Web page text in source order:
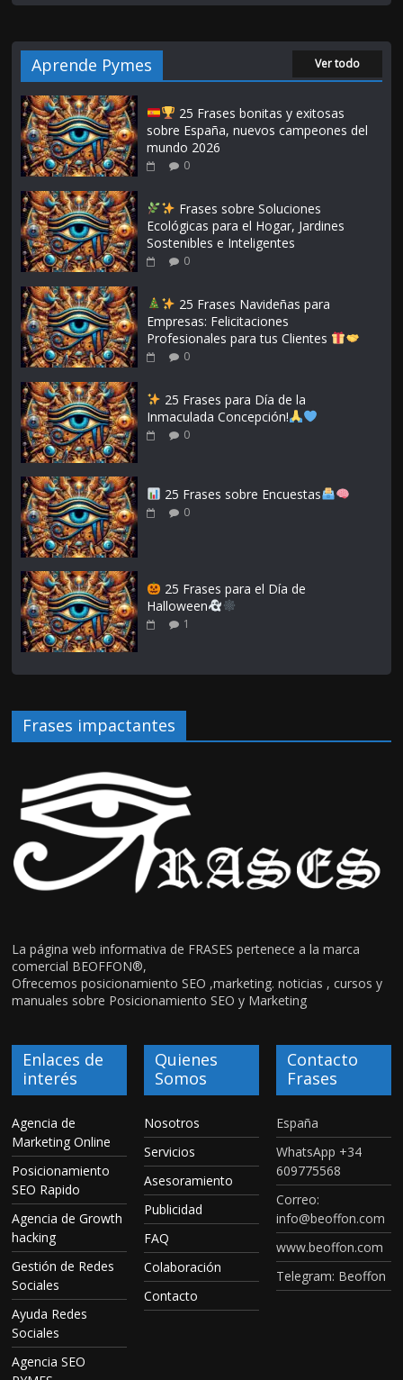
Aprende Pymes Ver todo
25 Frases bonitas y exitosas
sobre España, nuevos campeones del
mundo 2026
0
Frases sobre Soluciones
Ecológicas para el Hogar, Jardines
Sostenibles e Inteligentes
0
25 Frases Navideñas para
Empresas: Felicitaciones
Profesionales para tus Clientes
0
25 Frases para Día de la
Inmaculada Concepción!
0
25 Frases sobre Encuestas
0
25 Frases para el Día de
Halloween
1
Frases impactantes
La página web informativa de FRASES pertenece a la marca
comercial BEOFFON®,
Ofrecemos posicionamiento SEO ,marketing. noticias , cursos y
manuales sobre Posicionamiento SEO y Marketing
Enlaces de
interés
Agencia de
Marketing Online
Posicionamiento
SEO Rapido
Agencia de Growth
hacking
Gestión de Redes
Sociales
Ayuda Redes
Sociales
Agencia SEO
Quienes
Somos
Nosotros
Servicios
Asesoramiento
Publicidad
FAQ
Colaboración
Contacto
Contacto
Frases
España
WhatsApp +34
609775568
Correo:
info@beoffon.com
www.beoffon.com
Telegram: Beoffon